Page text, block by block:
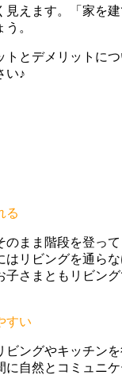
見えます。「家を
。
トとデメリットに
い♪
る
まま階段を登っ
リビングを通ら
子さまともリビン
すい
ビングやキッチン
に自然とコミュニ